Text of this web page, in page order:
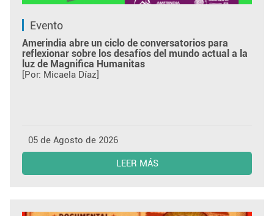
Evento
Amerindia abre un ciclo de conversatorios para
reflexionar sobre los desafíos del mundo actual a la
luz de Magnifica Humanitas
[Por: Micaela Díaz]
05 de Agosto de 2026
LEER MÁS